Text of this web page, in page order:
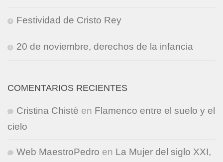
Festividad de Cristo Rey
20 de noviembre, derechos de la infancia
COMENTARIOS RECIENTES
Cristina Chistè en Flamenco entre el suelo y el
cielo
Web MaestroPedro en La Mujer del siglo XXI,